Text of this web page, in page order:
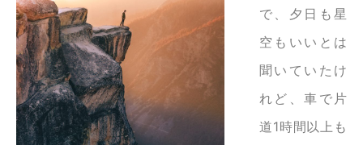
で、夕日も星
空もいいとは
聞いていたけ
れど、車で片
道1時間以上も